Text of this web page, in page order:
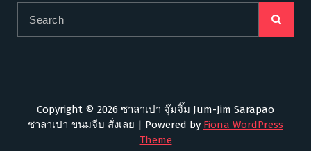
Copyright © 2026 ซาลาเปา จุ๊มจิ๊ม Jum-Jim Sarapao
ซาลาเปา ขนมจีบ สั่งเลย | Powered by Fiona WordPress
Theme